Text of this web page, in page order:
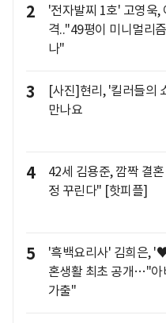
2
'전자발찌 1호' 고영욱,
격.."49평이 미니멀리
나"
3
[사진]현리, '킬러들의
만나요
4
42세 김용준, 깜짝 결
정 꾸린다" [핫피플]
5
'흑백요리사' 김희은,
혼생활 최초 공개…"아
가출"